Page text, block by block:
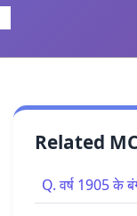
Related
Q. वर्ष 1905 के